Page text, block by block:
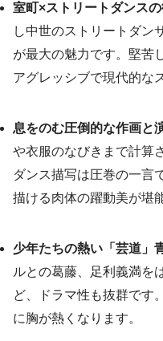
室町×ストリートダンス
し中世のストリートダン
が最大の魅力です。堅苦
アグレッシブで現代的な
息をのむ圧倒的な作画と
や衣服のなびきまで計算
ダンス描写は圧巻の一言
描ける肉体の躍動美が堪
少年たちの熱い「芸道」
ルとの葛藤、足利義満を
ど、ドラマ性も抜群です
に胸が熱くなります。